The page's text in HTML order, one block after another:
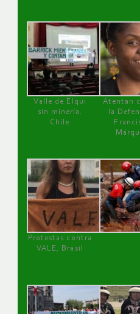
Valle de Elqui
sin minería.
Chile
Atentan
la
Protestas contra
VALE, Brasil